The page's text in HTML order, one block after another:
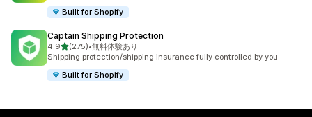
Built for Shopify
Captain Shipping Protection
4.95つ星中
(275)
合計レビュー数：275件
•無料体験あり
Shipping protection/shipping insurance fully controlled by you
Built for Shopify